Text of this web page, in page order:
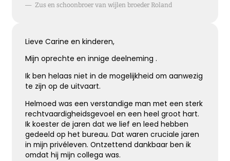
— Zus en schoonbroer van wijlen broeder Roland
Lieve Carine en kinderen,
Mijn oprechte en innige deelneming .
Ik ben helaas niet in de mogelijkheid om aanwezig
te zijn op de uitvaart.
Helmoed was een verstandige man met een sterk
rechtvaardigheidsgevoel en een heel groot hart.
Ik koester de jaren dat we lief en leed hebben
gedeeld op het bureau. Dat waren cruciale jaren
in mijn privéleven. Ontzettend dankbaar ben ik
omdat hij mijn collega was.